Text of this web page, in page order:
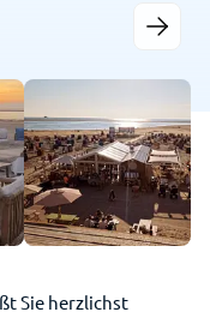
Sie herzlichst